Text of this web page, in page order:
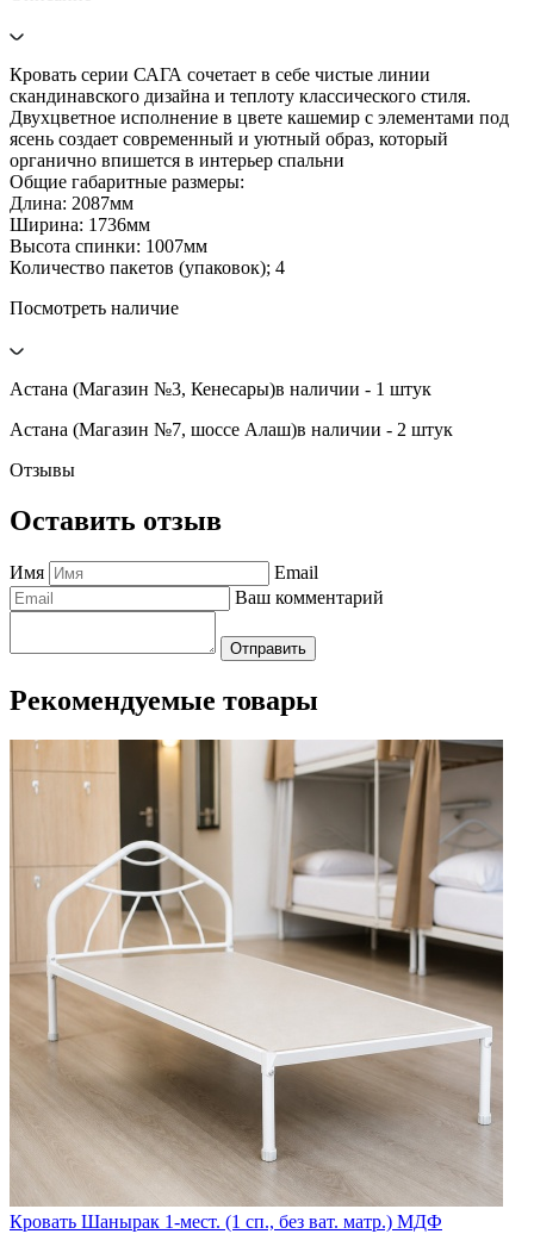
Кровать серии САГА сочетает в себе чистые линии
скандинавского дизайна и теплоту классического стиля.
Двухцветное исполнение в цвете кашемир с элементами под
ясень создает современный и уютный образ, который
органично впишется в интерьер спальни
Общие габаритные размеры:
Длина: 2087мм
Ширина: 1736мм
Высота спинки: 1007мм
Количество пакетов (упаковок); 4
Посмотреть наличие
Астана (Магазин №3, Кенесары)в наличии - 1 штук
Астана (Магазин №7, шоссе Алаш)в наличии - 2 штук
Отзывы
Оставить отзыв
Имя
Email
Ваш комментарий
Отправить
Рекомендуемые товары
Кровать Шанырак 1-мест. (1 сп., без ват. матр.) МДФ